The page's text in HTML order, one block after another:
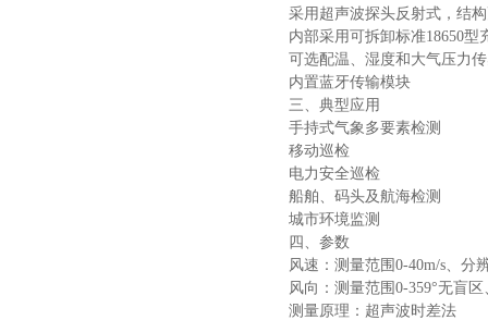
采用超声波探头反射式，结
内部采用可拆卸标准18650型
可选配温、湿度和大气压力
内置蓝牙传输模块
三、典型应用
手持式气象多要素检测
移动巡检
电力安全巡检
船舶、码头及航海检测
城市环境监测
四、参数
风速：测量范围0-40m/s、分
风向：测量范围0-359°无盲
测量原理：超声波时差法